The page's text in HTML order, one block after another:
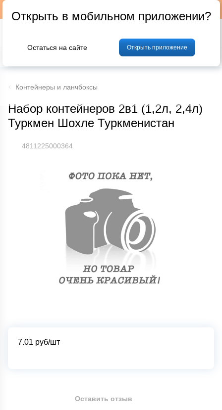
Фрукты и овощи Мясо Птица
Контейнеры и ланчбоксы
Набор контейнеров 2в1 (1,2л, 2,4л)
Туркмен Шохле Туркменистан
4811225000364
7.01 руб/шт
Оставить отзыв
Открыть в мобильном приложении?
Остаться на сайте Открыть приложение